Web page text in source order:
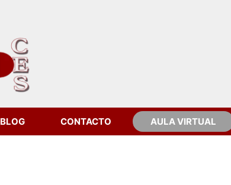
BLOG CONTACTO AULA VIRTUAL